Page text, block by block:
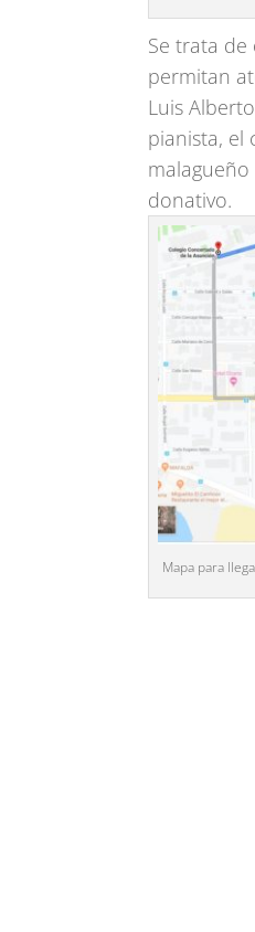
Se trata
permitan
Luis
pianista, el
donativo.
Mapa para